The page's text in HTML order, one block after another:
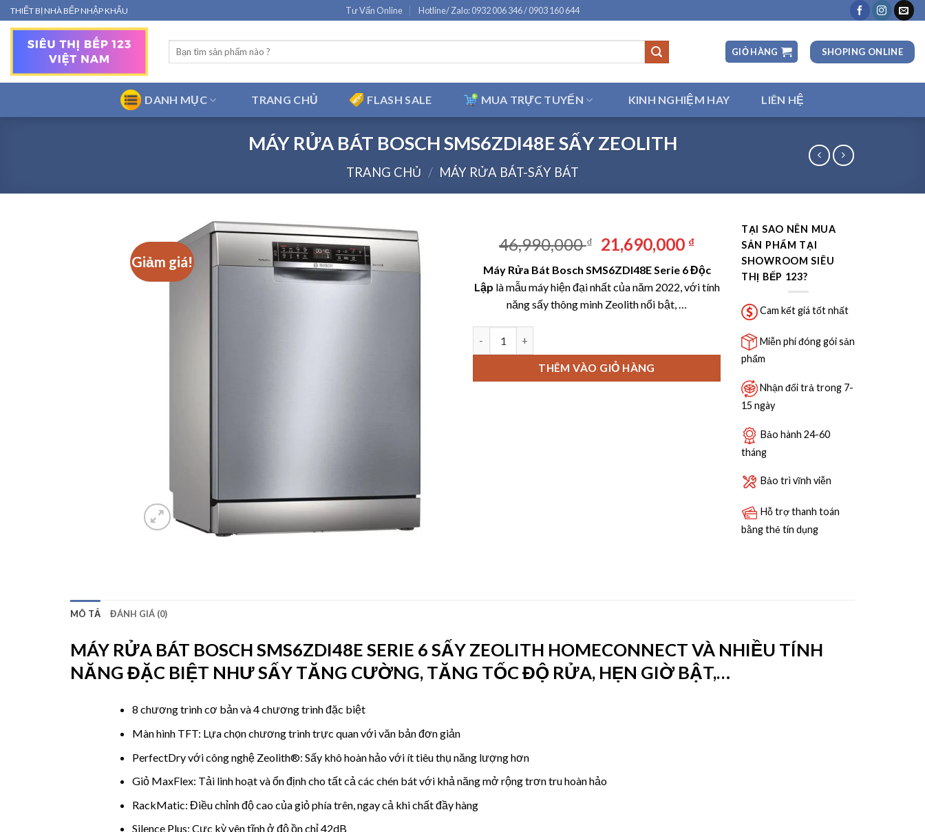
Bỏ
qua
THIẾT BỊ NHÀ BẾP NHẬP KHẨU Tư Vấn Online Hotline/ Zalo: 0932 006 346 / 0903 160 644
Tìm
kiếm:
GIỎ HÀNG SHOPING ONLINE
DANH MỤC TRANG CHỦ FLASH SALE MUA TRỰC TUYẾN KINH NGHIỆM HAY LIÊN HỆ
MÁY RỬA BÁT BOSCH SMS6ZDI48E SẤY ZEOLITH
TRANG CHỦ / MÁY RỬA BÁT-SẤY BÁT
Giảm giá!
46,990,000₫
Giá
gốc
là:
46,990,000 ₫.
21,690,000 ₫Giá
tại
là:
21,690,000 ₫.
Máy Rửa Bát Bosch SMS6ZDI48E Serie 6 Độc
Lập là mẫu máy hiện đại nhất của năm 2022, với tính
năng sấy thông minh Zeolith nổi bật, …
MÁY RỬA BÁT BOSCH SMS6ZDI48E SẤY ZEOLITH số lượng
THÊM VÀO GIỎ HÀNG
TẠI SAO NÊN MUA
SẢN PHẨM TẠI
SHOWROOM SIÊU
THỊ BẾP 123?
Cam kết giá tốt nhất
Miễn phí đóng gói sản
phẩm
Nhận đổi trả trong 7-
15 ngày
Bảo hành 24-60
tháng
Bảo trì vĩnh viễn
Hỗ trợ thanh toán
bằng thẻ tín dụng
MÔ TẢ ĐÁNH GIÁ (0)
MÁY RỬA BÁT BOSCH SMS6ZDI48E SERIE 6 SẤY ZEOLITH HOMECONNECT VÀ NHIỀU TÍNH
NĂNG ĐẶC BIỆT NHƯ SẤY TĂNG CƯỜNG, TĂNG TỐC ĐỘ RỬA, HẸN GIỜ BẬT,…
8 chương trình cơ bản và 4 chương trình đặc biệt
Màn hình TFT: Lựa chọn chương trình trực quan với văn bản đơn giản
PerfectDry với công nghệ Zeolith®: Sấy khô hoàn hảo với ít tiêu thụ năng lượng hơn
Giỏ MaxFlex: Tải linh hoạt và ổn định cho tất cả các chén bát với khả năng mở rộng trơn tru hoàn hảo
RackMatic: Điều chỉnh độ cao của giỏ phía trên, ngay cả khi chất đầy hàng
Silence Plus: Cực kỳ yên tĩnh ở độ ồn chỉ 42dB